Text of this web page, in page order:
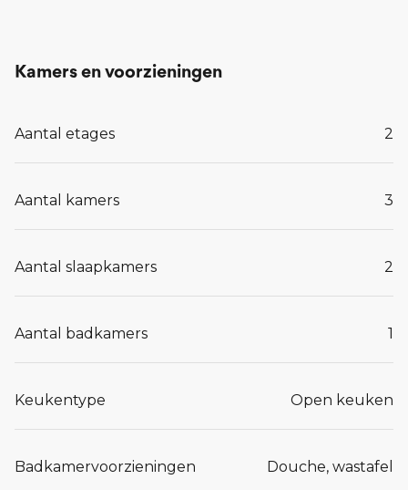
Kamers en voorzieningen
Aantal etages 2
Aantal kamers 3
Aantal slaapkamers 2
Aantal badkamers 1
Keukentype Open keuken
Badkamervoorzieningen Douche, wastafel